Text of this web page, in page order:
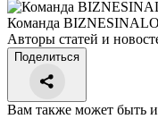
Команда
Авторы статей и
Поделиться
Вам также может быть